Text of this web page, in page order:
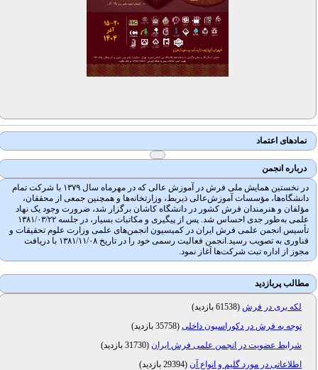
نمادهای اعتماد
درباره انجمن
در نخستین همایش ملی فرش در آموزش عالی که در مهرماه سال ۱۳۷۹ با شرکت تمام
دانشگاه‌ها، مؤسسات آموزش‌عالی ذیربط، وزارتخانه‌ها و همچنین جمعی از محققان،
مؤلفان و هنرمندان فرش کشور در دانشگاه کاشان برگزار شد، ضرورت وجود یک نهاد
علمی به‌طور جدی احساس شد. پس از پیگیری و مکاتبات بسیار، در جلسه ۱۳۸۱/۰۳/۲۲
تأسیس انجمن علمی فرش ایران در کمیسیون انجمن‌های علمی وزارت علوم تحقیقات و
فناوری به تصویب رسید.انجمن فعالیت رسمی خود را در تاریخ ۱۳۸۱/۱۱/۰۸ با دریافت
مجوز از اداره تبت شرکت‌ها آغاز نمود.
مطالب پربازدید
لکه بری در فرش( 61538 بازدید
)
توجه به فرش در دکوراسیون داخلی( 35758 بازدید
)
شرایط عضویت در انجمن علمی فرش ایران (31730 بازدید
)
اطلاعاتی در مورد گلیم و انواع آن (29394 بازدید
)